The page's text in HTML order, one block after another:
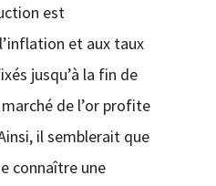
est
et aux taux
jusqu’à la fin de
marché de l’or profite
il semblerait que
connaître une